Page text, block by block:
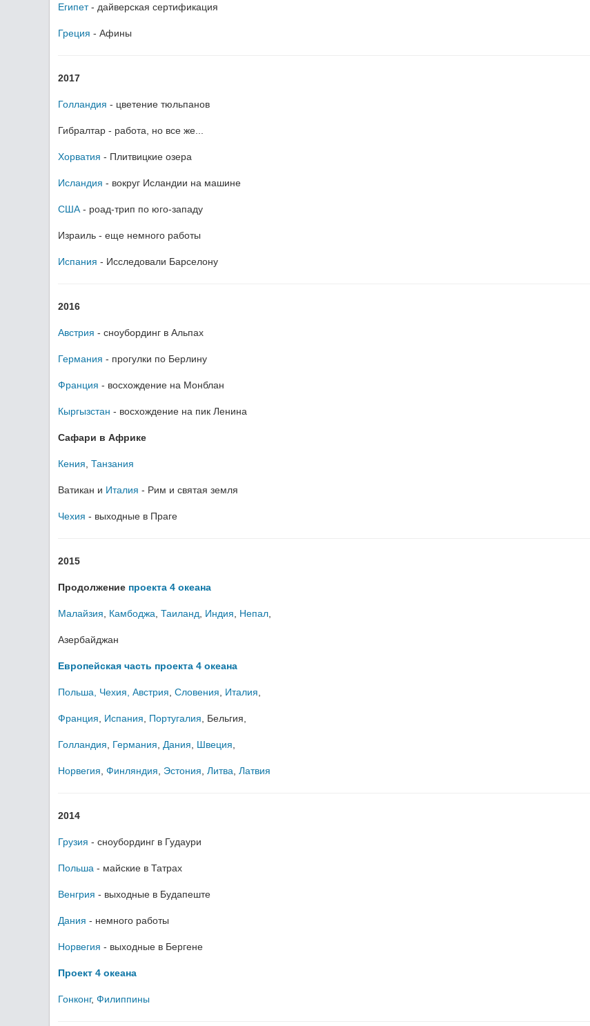
Египет- дайверская сертификация
Греция - Афины
2017
Голландия - цветение тюльпанов
Гибралтар - работа, но все же...
Хорватия - Плитвицкие озера
Исландия - вокруг Исландии на машине
США - роад-трип по юго-западу
Израиль - еще немного работы
Испания - Исследовали Барселону
2016
Австрия - сноубординг в Альпах
Германия - прогулки по Берлину
Франция - восхождение на Монблан
Кыргызстан - восхождение на пик Ленина
Сафари в Африке
Кения Танзания
Ватикан и Италия - Рим и святая земля
Чехия - выходные в Праге
2015
Продолжение проекта 4 океана
Малайзия Камбоджа Таиланд Индия Непал
Азербайджан
Европейская часть проекта 4 океана
Польша Чехия Австрия Словения Италия
Франция Испания Португалия , Бельгия,
Голландия Германия Дания Швеция
Норвегия Финляндия Эстония Литва Латвия
2014
Грузия - сноубординг в Гудаури
Польша - майские в Татрах
Венгрия - выходные в Будапеште
Дания - немного работы
Норвегия - выходные в Бергене
Проект 4 океана
Гонконг, Филиппины